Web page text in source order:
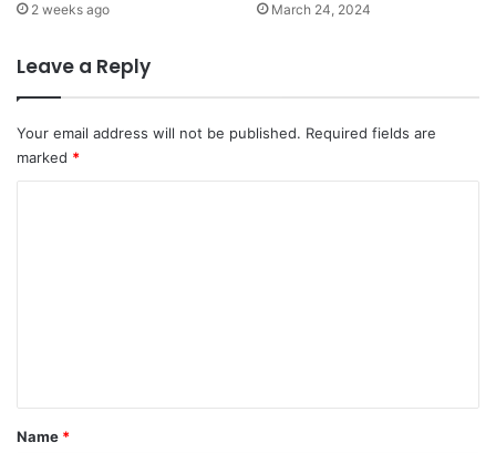
2 weeks ago March 24, 2024
Leave a Reply
Your email address will not be published. Required fields are
marked *
Name *